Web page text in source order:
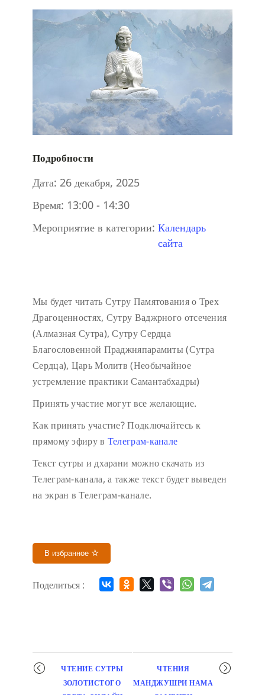
Подробности
Дата: 26 декабря, 2025
Время: 13:00 - 14:30
Мероприятие в категории: Календарь
сайта
Мы будет читать Сутру Памятования о Трех
Драгоценностях, Сутру Ваджрного отсечения
(Алмазная Сутра), Сутру Сердца
Благословенной Праджняпарамиты (Сутра
Сердца), Царь Молитв (Необычайное
устремление практики Самантабхадры)
Принять участие могут все желающие.
Как принять участие?Подключайтесь к
прямому эфиру в Телеграм-канале
Текст сутры и дхарани можно скачать из
Телеграм-канала, а также текст будет выведен
на экран в Телеграм-канале.
В избранное
Поделиться :
Мероприятие
навигация
ЧТЕНИЕ СУТРЫ
ЗОЛОТИСТОГО
ЧТЕНИЯ
МАНДЖУШРИ НАМА